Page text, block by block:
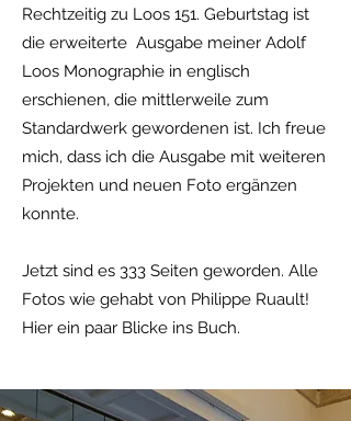
Rechtzeitig zu Loos 151. Geburtstag ist
die erweiterte Ausgabe meiner Adolf
Loos Monographie in englisch
erschienen, die mittlerweile zum
Standardwerk gewordenen ist. Ich freue
mich, dass ich die Ausgabe mit weiteren
Projekten und neuen Foto ergänzen
konnte.
Jetzt sind es 333 Seiten geworden. Alle
Fotos wie gehabt von Philippe Ruault!
Hier ein paar Blicke ins Buch.